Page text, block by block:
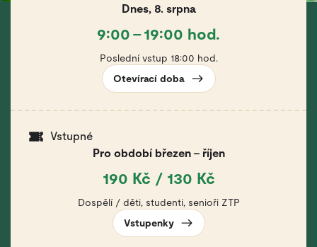
Dnes, 8. srpna
9:00 – 19:00 hod.
Poslední vstup 18:00 hod.
Otevírací doba
Vstupné
Pro období březen – říjen
190 Kč / 130 Kč
Dospělí / děti, studenti, senioři ZTP
Vstupenky